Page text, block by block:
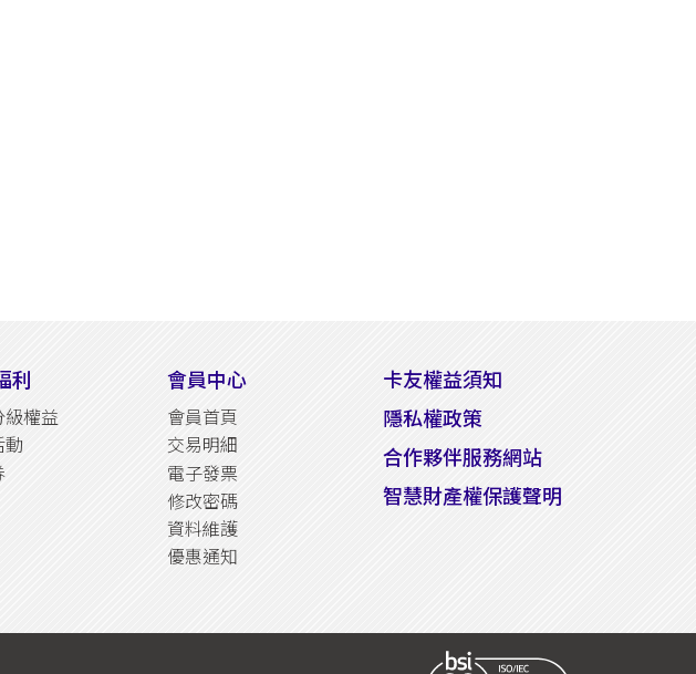
利
級權益
動
會員中心
會員首頁
交易明細
電子發票
修改密碼
資料維護
優惠通知
卡友權益須知
隱私權政策
合作夥伴服務網站
智慧財產權保護聲明